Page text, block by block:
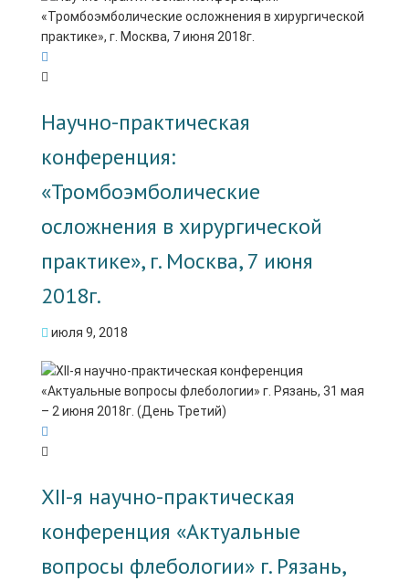
Научно-практическая
конференция:
«Тромбоэмболические
осложнения в хирургической
практике», г. Москва, 7 июня
2018г.
июля 9, 2018
XII-я научно-практическая
конференция «Актуальные
вопросы флебологии» г. Рязань,